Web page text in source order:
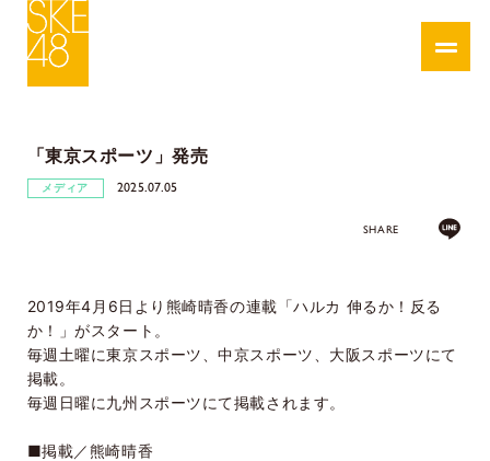
「東京スポーツ」発売
メディア 2025.07.05
SHARE
2019年4月6日より熊崎晴香の連載「ハルカ 伸るか！反る
か！」がスタート。
毎週土曜に東京スポーツ、中京スポーツ、大阪スポーツにて
掲載。
毎週日曜に九州スポーツにて掲載されます。
■掲載／熊崎晴香